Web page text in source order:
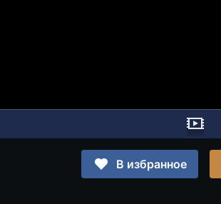
В избранное